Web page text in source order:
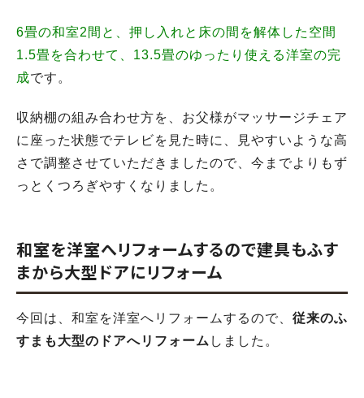
6畳の和室2間と、押し入れと床の間を解体した空間
1.5畳を合わせて、13.5畳のゆったり使える洋室の完
成です。
収納棚の組み合わせ方を、お父様がマッサージチェア
に座った状態でテレビを見た時に、見やすいような高
さで調整させていただきましたので、今までよりもず
っとくつろぎやすくなりました。
和室を洋室へリフォームするので建具もふす
まから大型ドアにリフォーム
今回は、和室を洋室へリフォームするので、 従来のふ
すまも大型のドアへリフォーム しました。